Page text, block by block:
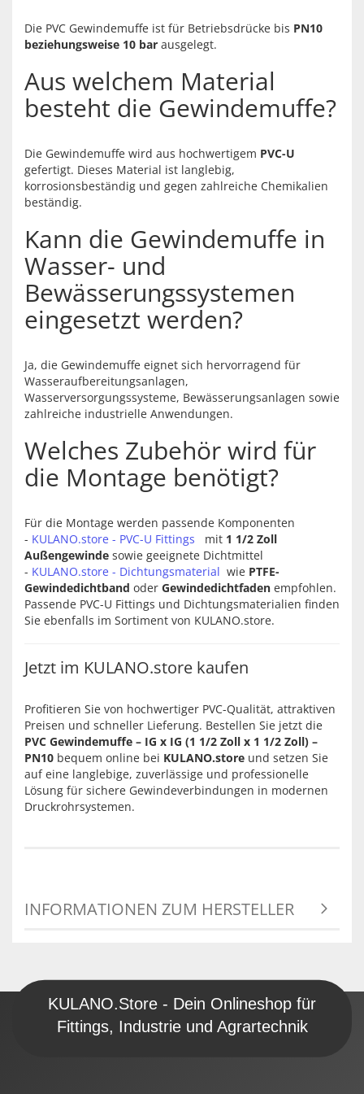
Die PVC Gewindemuffe ist für Betriebsdrücke bis PN10
beziehungsweise 10 bar ausgelegt.
Aus welchem Material
besteht die Gewindemuffe?
Die Gewindemuffe wird aus hochwertigem PVC-U
gefertigt. Dieses Material ist langlebig,
korrosionsbeständig und gegen zahlreiche Chemikalien
beständig.
Kann die Gewindemuffe in
Wasser- und
Bewässerungssystemen
eingesetzt werden?
Ja, die Gewindemuffe eignet sich hervorragend für
Wasseraufbereitungsanlagen,
Wasserversorgungssysteme, Bewässerungsanlagen sowie
zahlreiche industrielle Anwendungen.
Welches Zubehör wird für
die Montage benötigt?
Für die Montage werden passende Komponenten
- KULANO.store - PVC-U Fittings mit 1 1/2 Zoll
Außengewinde sowie geeignete Dichtmittel
- KULANO.store - Dichtungsmaterial wie PTFE-
Gewindedichtband oder Gewindedichtfaden empfohlen.
Passende PVC-U Fittings und Dichtungsmaterialien finden
Sie ebenfalls im Sortiment von KULANO.store.
Jetzt im KULANO.store kaufen
Profitieren Sie von hochwertiger PVC-Qualität, attraktiven
Preisen und schneller Lieferung. Bestellen Sie jetzt die
PVC Gewindemuffe – IG x IG (1 1/2 Zoll x 1 1/2 Zoll) –
PN10 bequem online bei KULANO.store und setzen Sie
auf eine langlebige, zuverlässige und professionelle
Lösung für sichere Gewindeverbindungen in modernen
Druckrohrsystemen.
INFORMATIONEN ZUM HERSTELLER
KULANO.Store - Dein Onlineshop für
Fittings, Industrie und Agrartechnik